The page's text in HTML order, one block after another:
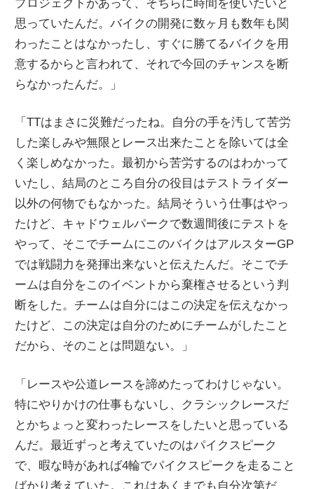
プロジェクトがあって、そちらに時間を使いたいと
思っていたんだ。バイクの開発に数ヶ月も数年も関
わったことはなかったし、すぐに勝てるバイクを用
意するからと言われて、それで今回のチャンスを断
らなかったんだ。」
「TTはまさに災難だったね。自分の手を汚して苦労
した楽しみや無限とレース出来たことを除いては全
く楽しめなかった。最初から苦労するのはわかって
いたし、結局のところ自分の役目はテストライダー
以外の何物でもなかった。結局そういう仕事はやっ
たけど、キャドウェルパークで数週間後にテストを
やって、そこでチームにこのバイクはアルスターGP
では戦闘力を発揮出来ないと伝えたんだ。そこでチ
ームは自分をこのイベントから棄権させるという判
断をした。チームは自分にはこの決定を伝えなかっ
たけど、この決定は自分のためにチームがしたこと
だから、そのことは問題ない。」
「レースや公道レースを諦めたってわけじゃない。
特にやりかけの仕事もないし、クラシックレースだ
とかちょっと変わったレースをしたいと思っている
んだ。最近ずっと考えていたのはパイクスピーク
で、暇な時があれば4輪でパイクスピークを走ること
ばかり考えていた。これはあくまでも自分次第だ